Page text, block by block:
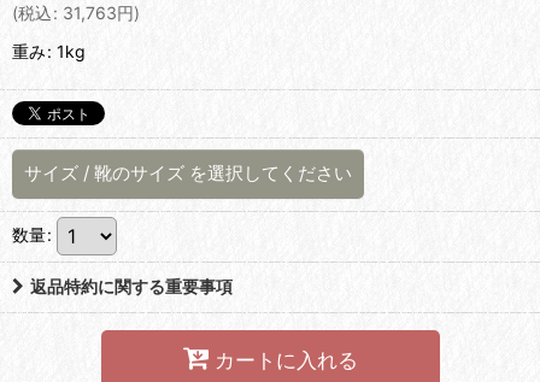
(税込: 31,763円)
重み: 1kg
サイズ / 靴のサイズ を選択してください
数量:
返品特約に関する重要事項
カートに入れる